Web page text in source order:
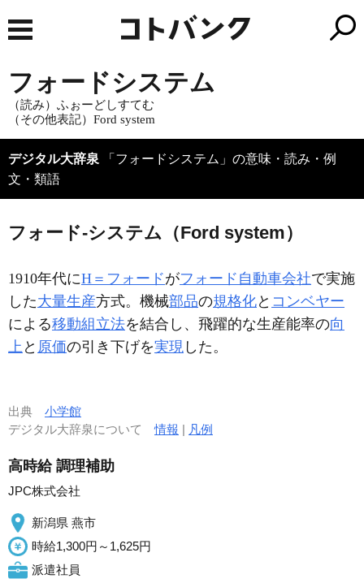
フォードシステム
（読み）ふぉーどしすてむ
（その他表記）Ford system
デジタル大辞泉 「フォードシステム」の意味・読み・例
文・類語
フォード‐システム（Ford system）
1910年代にH＝フォードがフォード自動車会社で実施
した大量生産方式。機械部品の規格化と コンベヤー
による移動組立法を結合し、飛躍的な生産能率の向
上 と 原価の引き下げを実現 した。
出典 小学館
デジタル大辞泉について情報 | 凡例
高時給 調理補助
JPC株式会社
新潟県 燕市
時給1,300円～1,625円
派遣社員